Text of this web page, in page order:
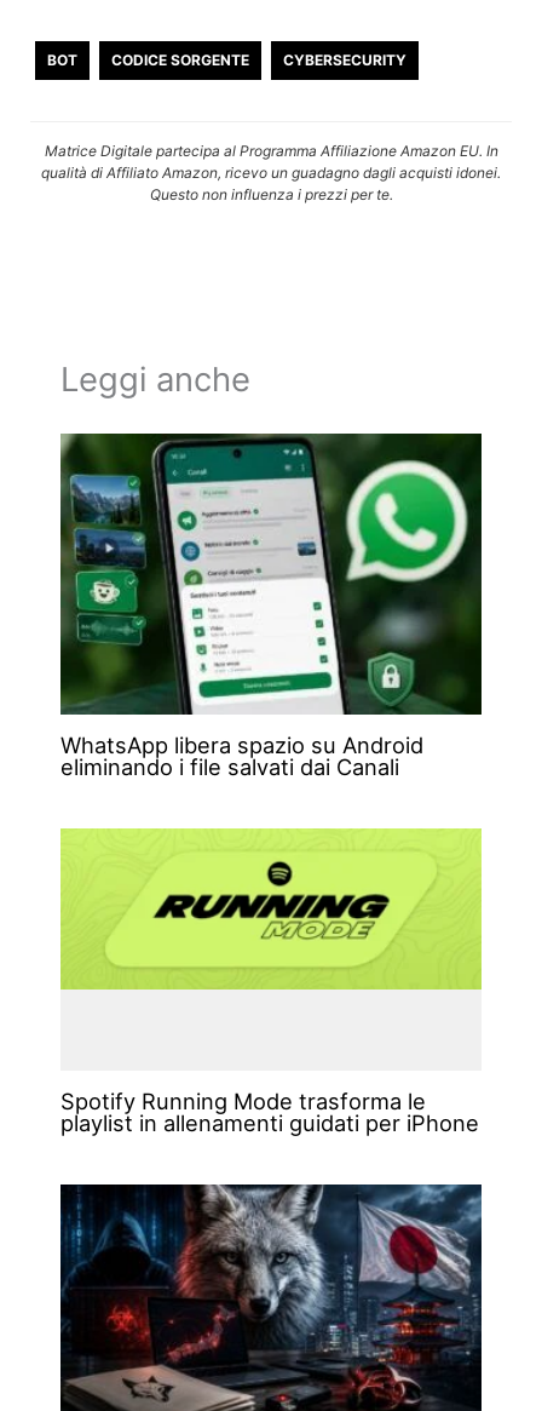
BOT CODICE SORGENTE CYBERSECURITY
Matrice Digitale partecipa al Programma Affiliazione Amazon EU. In
qualità di Affiliato Amazon, ricevo un guadagno dagli acquisti idonei.
Questo non influenza i prezzi per te.
Leggi anche
WhatsApp libera spazio su Android
eliminando i file salvati dai Canali
Spotify Running Mode trasforma le
playlist in allenamenti guidati per iPhone